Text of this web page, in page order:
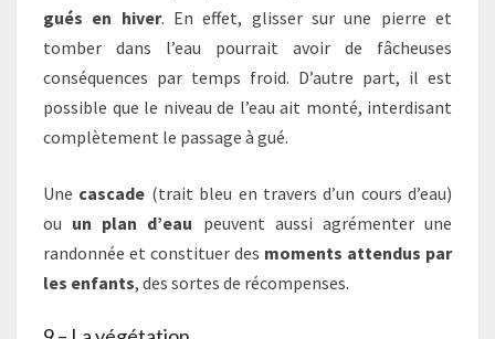
gués en hiver. En effet, glisser sur une pierre et
tomber dans l’eau pourrait avoir de fâcheuses
conséquences par temps froid. D’autre part, il est
possible que le niveau de l’eau ait monté, interdisant
complètement le passage à gué.
Une cascade (trait bleu en travers d’un cours d’eau)
ou un plan d’eau peuvent aussi agrémenter une
randonnée et constituer des moments attendus par
les enfants, des sortes de récompenses.